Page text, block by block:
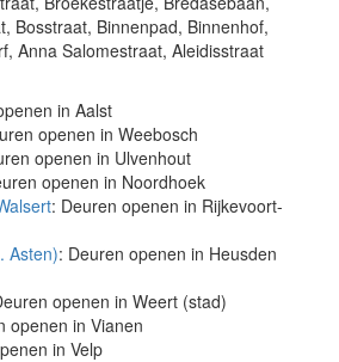
Bosstraat, Binnenpad, Binnenhof,
Anna Salomestraat, Aleidisstraat
in Aalst
openen in Weebosch
openen in Ulvenhout
openen in Noordhoek
: Deuren openen in Rijkevoort-
Asten): Deuren openen in Heusden
openen in Weert (stad)
openen in Vianen
in Velp